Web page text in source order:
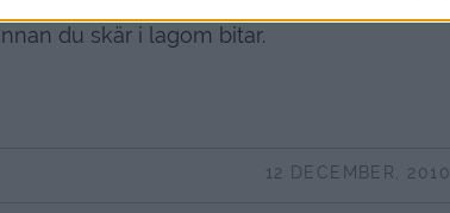
du skär i lagom bitar.
12 DECEMBER, 2010